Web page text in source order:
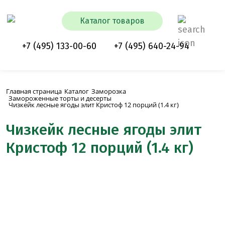
Каталог товаров
+7 (495) 133-00-60 +7 (495) 640-24-94
Главная страница Каталог Заморозка
Замороженные торты и десерты
Чизкейк лесные ягоды элит Кристоф 12 порций (1.4 кг)
Чизкейк лесные ягоды элит
Кристоф 12 порций (1.4 кг)